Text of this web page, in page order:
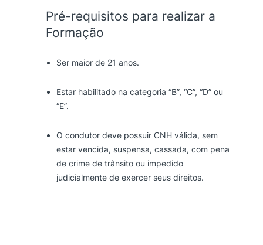
Pré-requisitos para realizar a
Formação
Ser maior de 21 anos.
Estar habilitado na categoria “B”, “C”, “D” ou
“E”.
O condutor deve possuir CNH válida, sem
estar vencida, suspensa, cassada, com pena
de crime de trânsito ou impedido
judicialmente de exercer seus direitos.